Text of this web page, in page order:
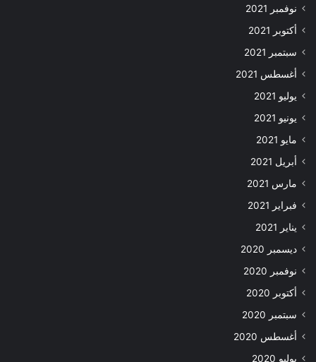
نوفمبر 2021
أكتوبر 2021
سبتمبر 2021
أغسطس 2021
يوليو 2021
يونيو 2021
مايو 2021
أبريل 2021
مارس 2021
فبراير 2021
يناير 2021
ديسمبر 2020
نوفمبر 2020
أكتوبر 2020
سبتمبر 2020
أغسطس 2020
يوليو 2020